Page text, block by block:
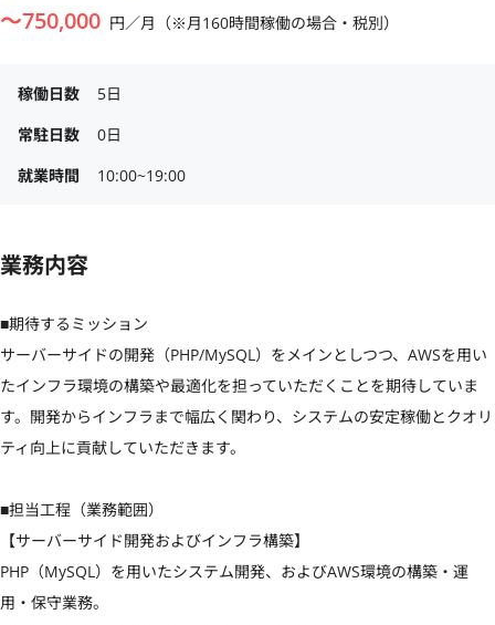
〜750,000 円／月（※月160時間稼働の場合・税別）
稼働日数
5日
常駐日数
0日
就業時間
10:00~19:00
業務内容
■期待するミッション
サーバーサイドの開発（PHP/MySQL）をメインとしつつ、AWSを用い
たインフラ環境の構築や最適化を担っていただくことを期待していま
す。開発からインフラまで幅広く関わり、システムの安定稼働とクオリ
ティ向上に貢献していただきます。
■担当工程（業務範囲）
【サーバーサイド開発およびインフラ構築】
PHP（MySQL）を用いたシステム開発、およびAWS環境の構築・運
用・保守業務。